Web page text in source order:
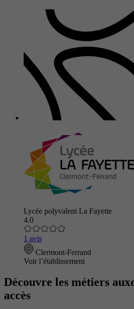
Lycée polyvalent La Fayette
4.0
1 avis
Clermont-Ferrand
Voir l’établissement
Découvre les métiers
accès